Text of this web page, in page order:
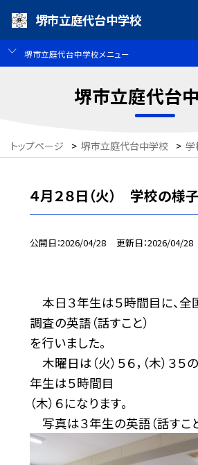
堺市立庭代台中学校
堺市立庭代台中学校メニュー
堺市立庭代台
トップページ > 堺市立庭代台中学校 > 学
４月２８日（火） 学校の様子
公開日 2026/04/28 更新日 2026/04/28
本日３年生は５時間目に、
調査の英語（話すこと）
を行いました。
木曜日は（火）５６，（木）３５
年生は５時間目
（木）６になります。
写真は３年生の英語（話すこ